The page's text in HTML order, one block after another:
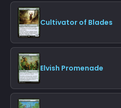
Cultivator of Blades
Elvish Promenade